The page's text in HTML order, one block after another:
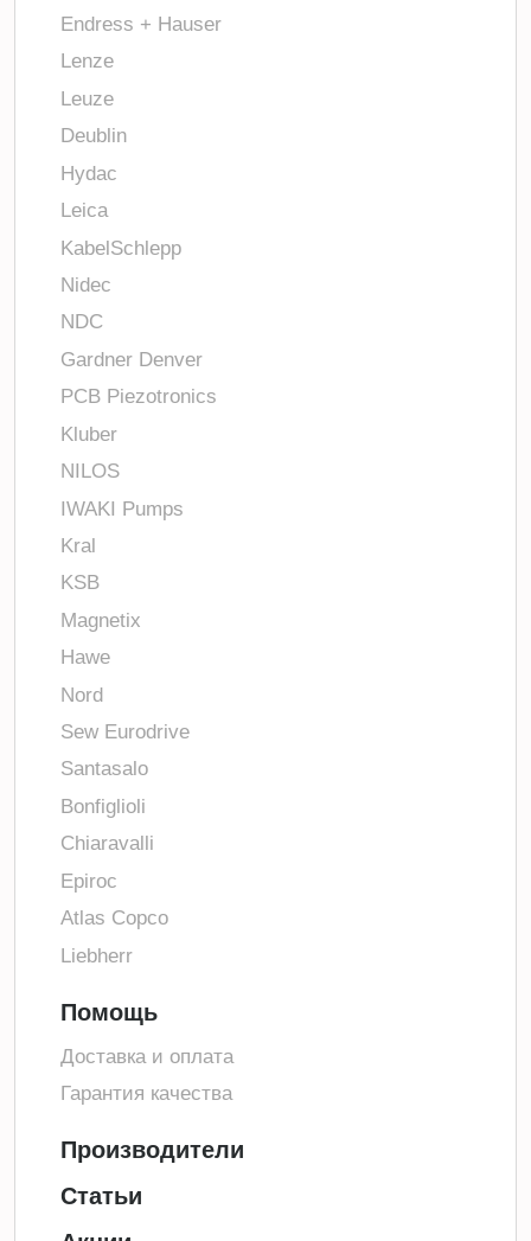
Endress + Hauser
Lenze
Leuze
Deublin
Hydac
Leica
KabelSchlepp
Nidec
NDC
Gardner Denver
PCB Piezotronics
Kluber
NILOS
IWAKI Pumps
Kral
KSB
Magnetix
Hawe
Nord
Sew Eurodrive
Santasalo
Bonfiglioli
Chiaravalli
Epiroc
Atlas Copco
Liebherr
Помощь
Доставка и оплата
Гарантия качества
Производители
Статьи